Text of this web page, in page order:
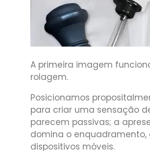
A primeira imagem
rolagem.
Posicionamos
para criar uma sensação
parecem passivas; a
domina o
dispositivos móveis.